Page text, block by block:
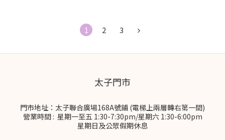
1 2 3
太子門市
門市地址：太子聯合廣場168A號鋪 (電梯上兩層轉右第一間)
營業時間 : 星期一至五 1:30-7:30pm/星期六 1:30-6:00pm
星期日及公眾假期休息